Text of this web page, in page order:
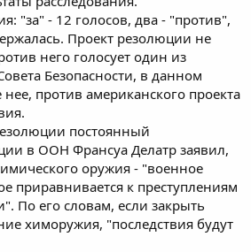
"за" - 12 голосов, два - "против",
Проект резолюции не
него голосует один из
Безопасности, в данном
против американского проекта
постоянный
в ООН Франсуа Делатр заявил,
оружия - "военное
приравнивается к преступлениям
По его словам, если закрыть
химоружия, "последствия будут